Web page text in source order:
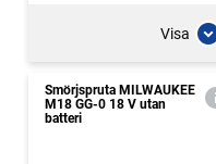
Visa
Smörjspruta MILWAUKEE
M18 GG-0 18 V utan
batteri